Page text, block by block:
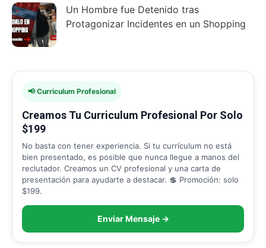
Un Hombre fue Detenido tras
Protagonizar Incidentes en un Shopping
📢 Curriculum Profesional
Creamos Tu Curriculum Profesional Por Solo
$199
No basta con tener experiencia. Si tu currículum no está
bien presentado, es posible que nunca llegue a manos del
reclutador. Creamos un CV profesional y una carta de
presentación para ayudarte a destacar. 💲 Promoción: solo
$199.
Enviar Mensaje →